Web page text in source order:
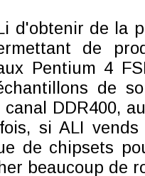
d'obtenir de la
de
Pentium 4
de
DDR400,
si ALI
de chipsets
beaucoup de